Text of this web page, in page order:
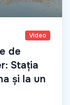
Video
de
Stația
și la un